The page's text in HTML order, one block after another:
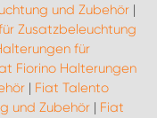
und Zubehör |
Zusatzbeleuchtung
für
Fiorino Halterungen
| Fiat Talento
und Zubehör | Fiat